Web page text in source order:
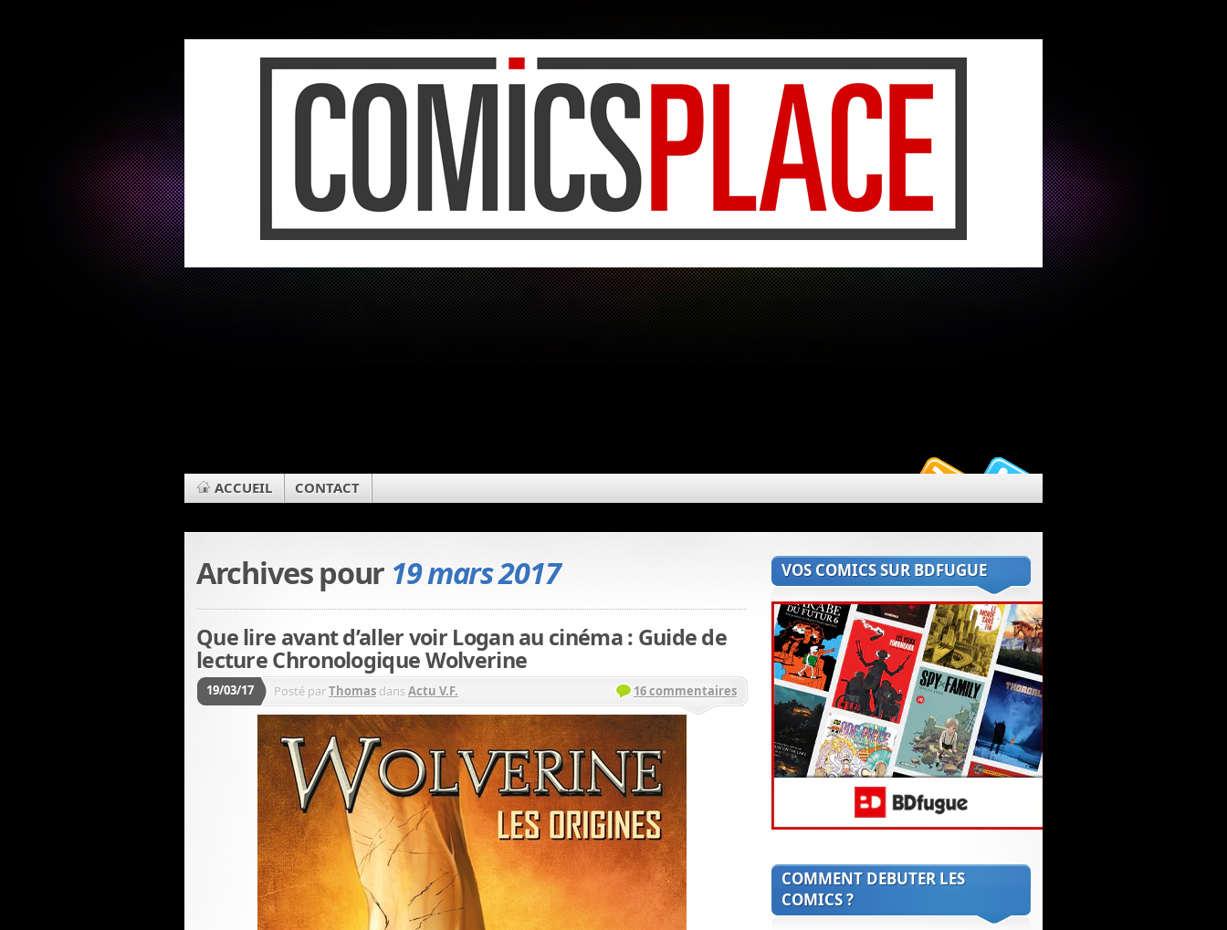
ACCUEIL CONTACT
Archives pour 19 mars 2017
Que lire avant d’aller voir Logan au cinéma : Guide de
lecture Chronologique Wolverine
19/03/17 Posté parThomas dansActu V.F. 16 commentaires
VOS COMICS SUR BDFUGUE
COMMENT DEBUTER LES
COMICS ?